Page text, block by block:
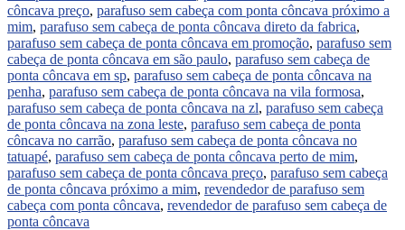
côncava preço, parafuso sem cabeça com ponta côncava próximo a
mim, parafuso sem cabeça de ponta côncava direto da fabrica,
parafuso sem cabeça de ponta côncava em promoção, parafuso sem
cabeça de ponta côncava em são paulo, parafuso sem cabeça de
ponta côncava em sp, parafuso sem cabeça de ponta côncava na
penha, parafuso sem cabeça de ponta côncava na vila formosa,
parafuso sem cabeça de ponta côncava na zl, parafuso sem cabeça
de ponta côncava na zona leste, parafuso sem cabeça de ponta
côncava no carrão, parafuso sem cabeça de ponta côncava no
tatuapé, parafuso sem cabeça de ponta côncava perto de mim,
parafuso sem cabeça de ponta côncava preço, parafuso sem cabeça
de ponta côncava próximo a mim, revendedor de parafuso sem
cabeça com ponta côncava, revendedor de parafuso sem cabeça de
ponta côncava